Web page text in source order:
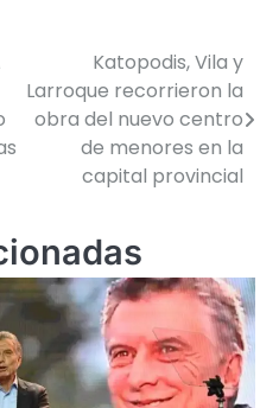
Katopodis, Vila y
Larroque recorrieron la
obra del nuevo centro
de menores en la
capital provincial